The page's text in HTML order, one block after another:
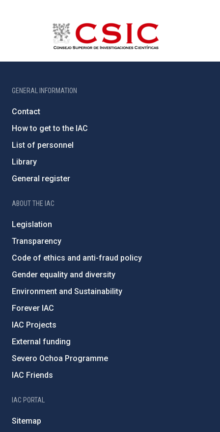
GENERAL INFORMATION
Contact
How to get to the IAC
List of personnel
Library
General register
ABOUT THE IAC
Legislation
Transparency
Code of ethics and anti-fraud policy
Gender equality and diversity
Environment and Sustainability
Forever IAC
IAC Projects
External funding
Severo Ochoa Programme
IAC Friends
IAC PORTAL
Sitemap